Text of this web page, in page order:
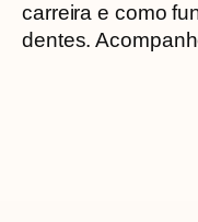
carreira e como
dentes.